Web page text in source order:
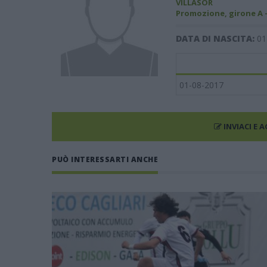
VILLASOR
Promozione, girone A
DATA DI NASCITA:
01-08-2017
INVIACI E
PUÒ INTERESSARTI ANCHE